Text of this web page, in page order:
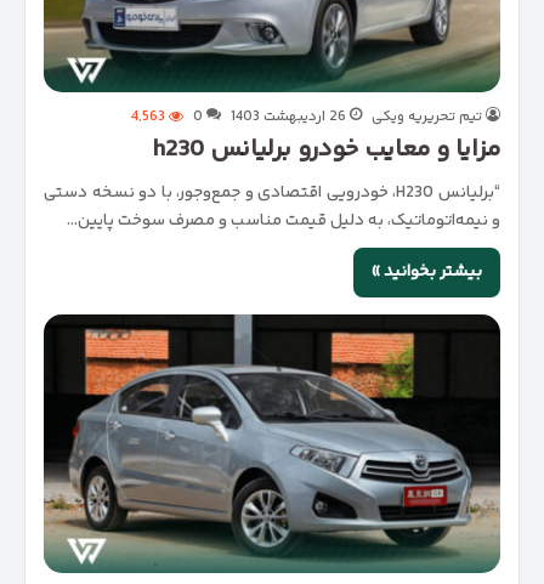
تیم تحریریه ویکی 26 اردیبهشت 1403 0
4,563
مزایا و معایب خودرو برلیانس h230
“برلیانس H230، خودرویی اقتصادی و جمع‌وجور، با دو نسخه دستی
و نیمه‌اتوماتیک، به دلیل قیمت مناسب و مصرف سوخت پایین…
بیشتر بخوانید »